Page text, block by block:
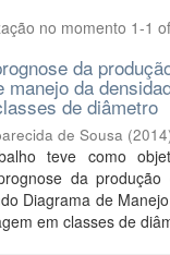
no momento 1-1
da
manejo da
de diâmetro
de Sousa (2014
teve como
da produção
Diagrama de
em classes de